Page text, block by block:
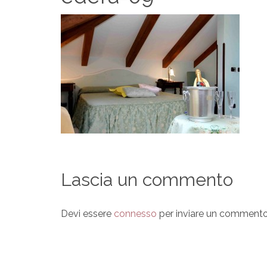
Lascia un commento
Devi essere connesso per inviare un